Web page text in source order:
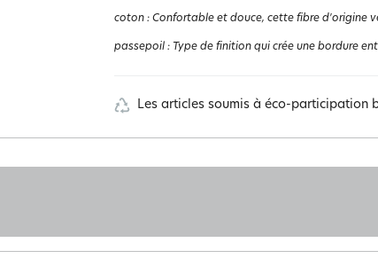
coton : Confortable et douce, cette fibre d'origine
passepoil : Type de finition qui crée une bordure
Les articles soumis à éco-participation